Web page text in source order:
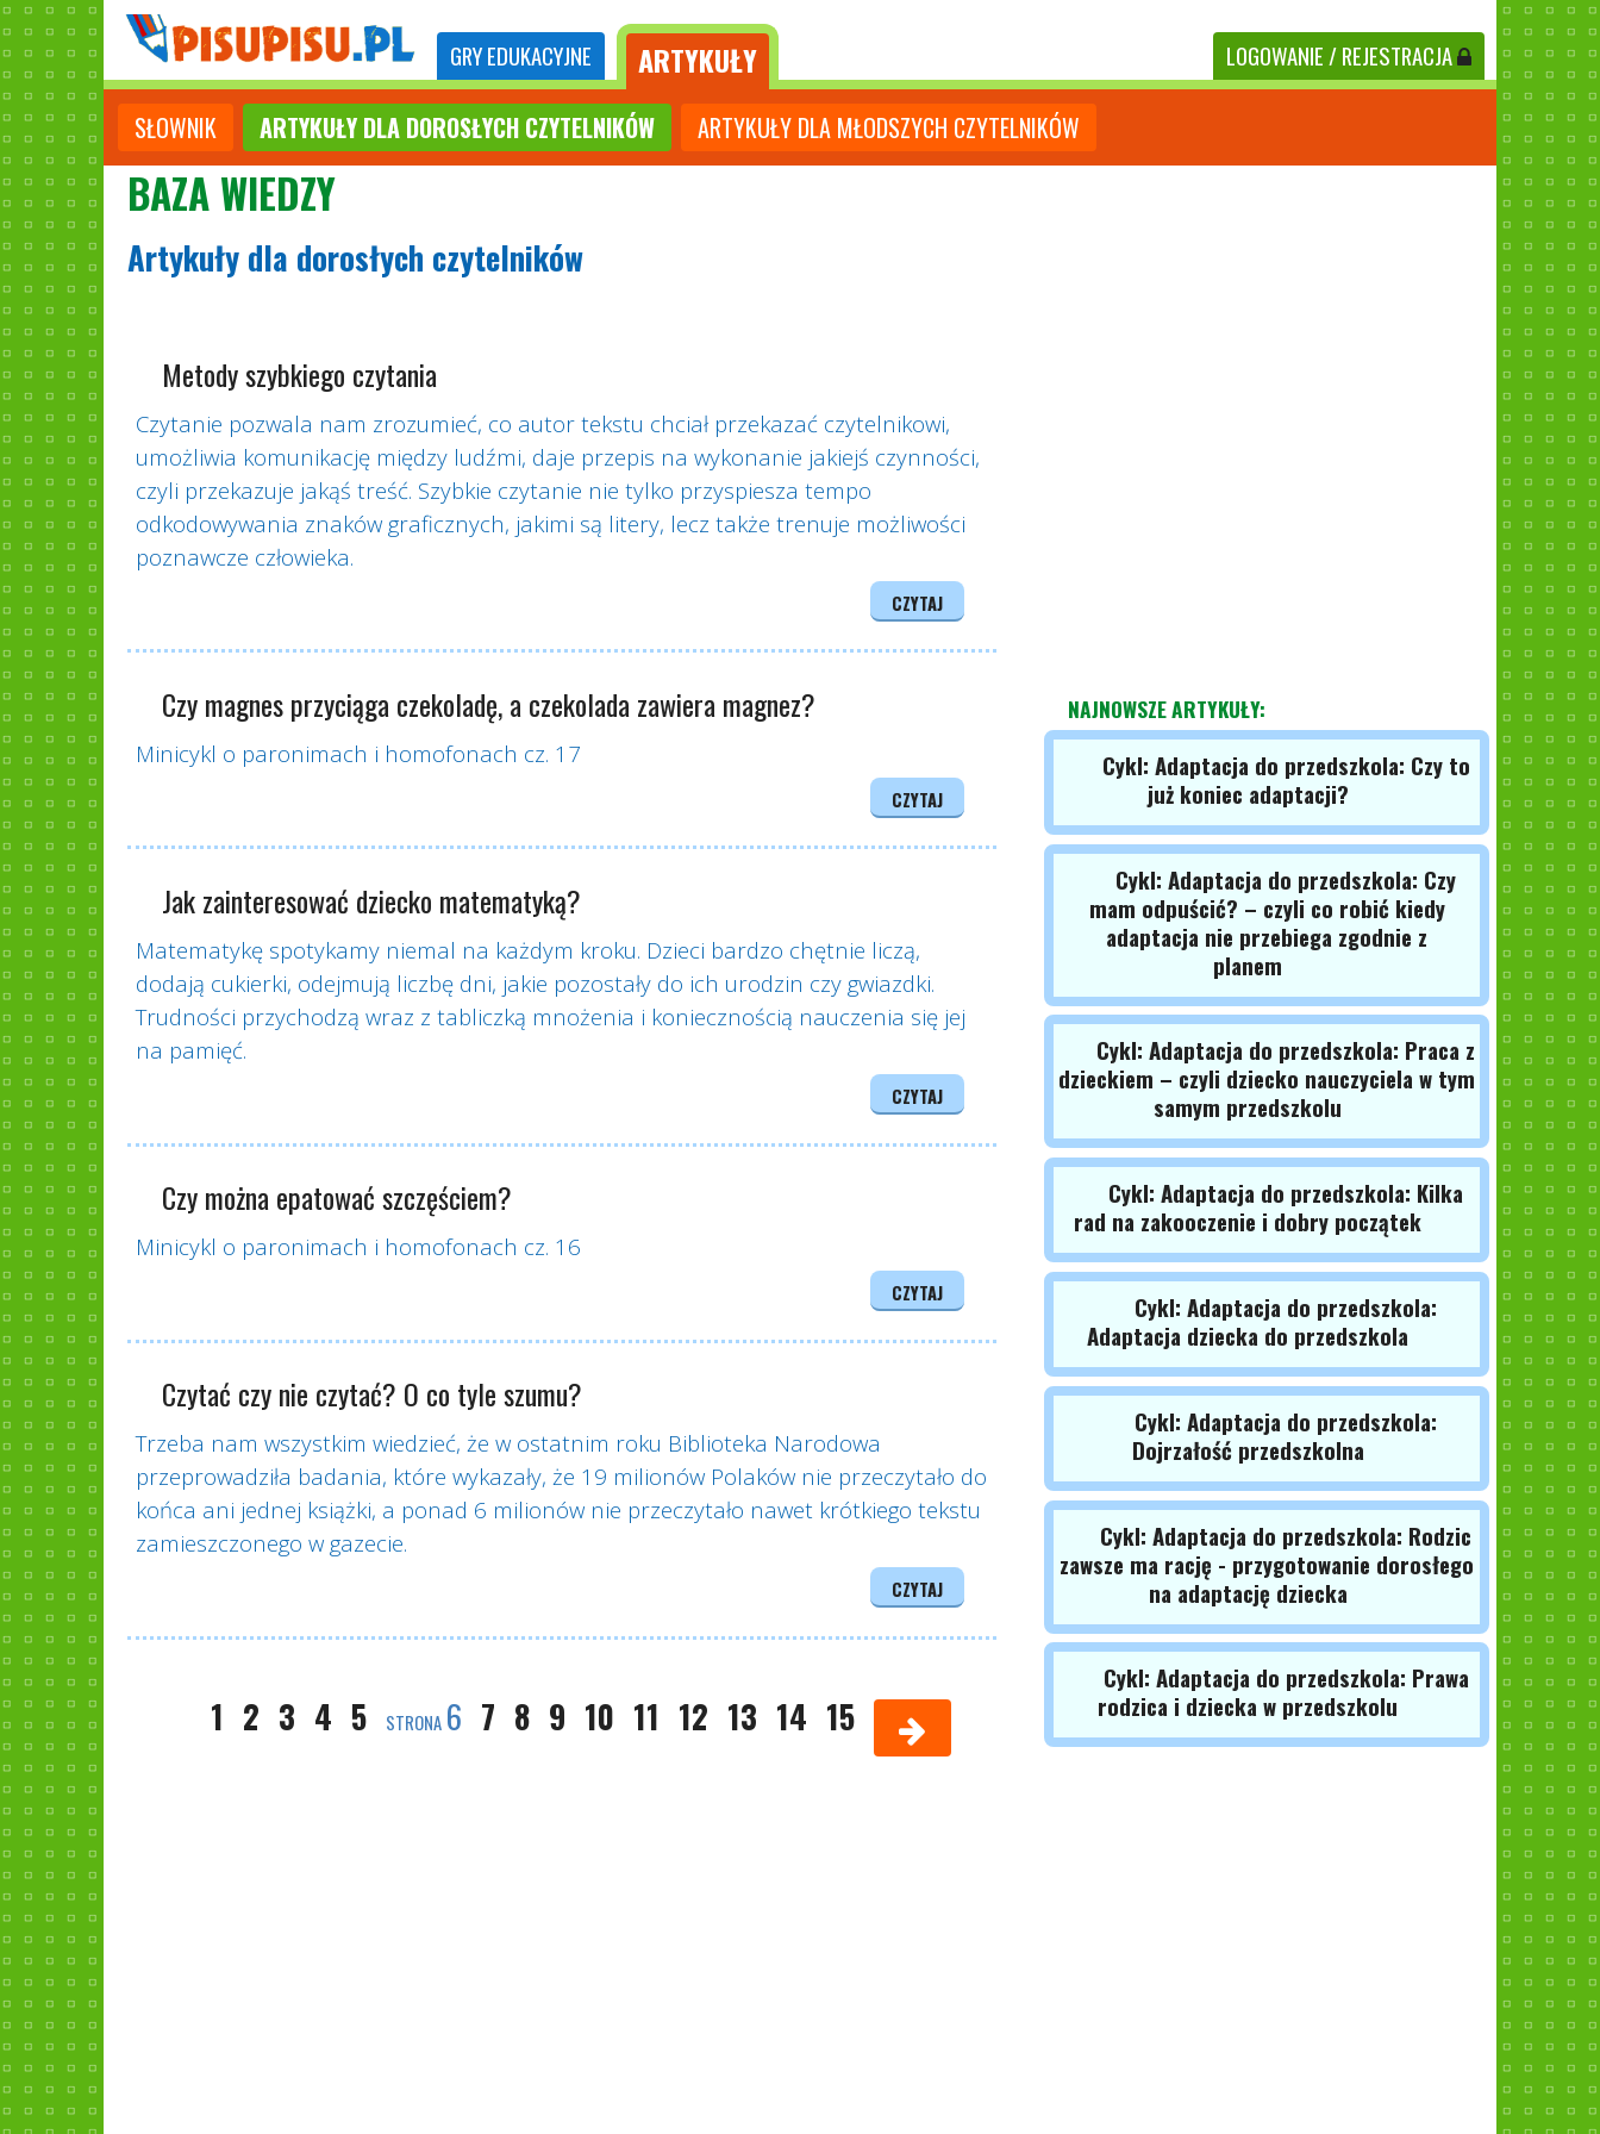
GRYEDUKACYJNE ARTYKUŁY LOGOWANIE / REJESTRACJA
SŁOWNIK ARTYKUŁY DLA DOROSŁYCH CZYTELNIKÓW ARTYKUŁY DLA MŁODSZYCH CZYTELNIKÓW
BAZA WIEDZY
Artykuły dla dorosłych czytelników
Metody szybkiego czytania
Czytanie pozwala nam zrozumieć, co autor tekstu chciał przekazać czytelnikowi,
umożliwia komunikację między ludźmi, daje przepis na wykonanie jakiejś czynności,
czyli przekazuje jakąś treść. Szybkie czytanie nie tylko przyspiesza tempo
odkodowywania znaków graficznych, jakimi są litery, lecz także trenuje możliwości
poznawcze człowieka.
CZYTAJ
Czy magnes przyciąga czekoladę, a czekolada zawiera magnez?
Minicykl o paronimach i homofonach cz. 17
CZYTAJ
Jak zainteresować dziecko matematyką?
Matematykę spotykamy niemal na każdym kroku. Dzieci bardzo chętnie liczą,
dodają cukierki, odejmują liczbę dni, jakie pozostały do ich urodzin czy gwiazdki.
Trudności przychodzą wraz z tabliczką mnożenia i koniecznością nauczenia się jej
na pamięć.
CZYTAJ
Czy można epatować szczęściem?
Minicykl o paronimach i homofonach cz. 16
CZYTAJ
Czytać czy nie czytać? O co tyle szumu?
Trzeba nam wszystkim wiedzieć, że w ostatnim roku Biblioteka Narodowa
przeprowadziła badania, które wykazały, że 19 milionów Polaków nie przeczytało do
końca ani jednej książki, a ponad 6 milionów nie przeczytało nawet krótkiego tekstu
zamieszczonego w gazecie.
CZYTAJ
1 2 3 4 5 STRONA 6 7 8 9 10 11 12 13 14 15
NAJNOWSZE ARTYKUŁY:
Cykl: Adaptacja do przedszkola: Czy to
już koniec adaptacji?
Cykl: Adaptacja do przedszkola: Czy
mam odpuścić? – czyli co robić kiedy
adaptacja nie przebiega zgodnie z
planem
Cykl: Adaptacja do przedszkola: Praca z
dzieckiem – czyli dziecko nauczyciela w tym
samym przedszkolu
Cykl: Adaptacja do przedszkola: Kilka
rad na zakooczenie i dobry początek
Cykl: Adaptacja do przedszkola:
Adaptacja dziecka do przedszkola
Cykl: Adaptacja do przedszkola:
Dojrzałość przedszkolna
Cykl: Adaptacja do przedszkola: Rodzic
zawsze ma rację - przygotowanie dorosłego
na adaptację dziecka
Cykl: Adaptacja do przedszkola: Prawa
rodzica i dziecka w przedszkolu